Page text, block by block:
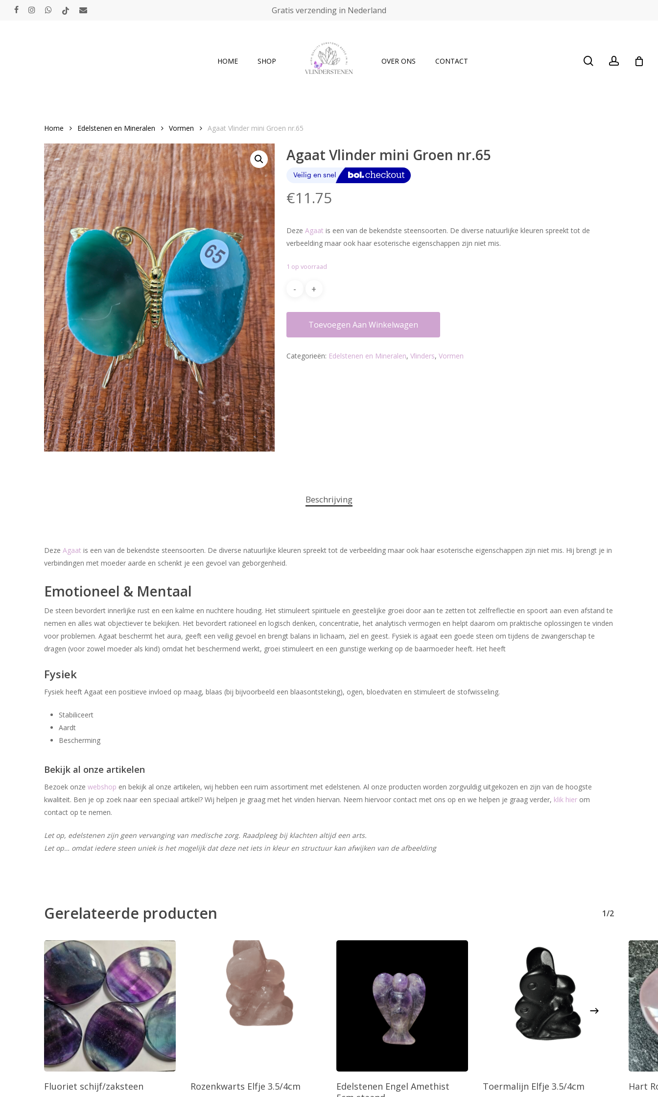
facebookinstagramwhatsapp
tiktok email Gratis verzending in Nederland
Hit enter to search or ESC to close
HOME SHOP OVER ONS CONTACT searchaccount
Home Edelstenen en Mineralen Vormen Agaat Vlinder mini Groen nr.65
Agaat Vlinder mini Groen nr.65
€11.75
Deze Agaat is een van de bekendste steensoorten. De diverse natuurlijke kleuren spreekt tot de
verbeelding maar ook haar esoterische eigenschappen zijn niet mis.
1 op voorraad
Toevoegen Aan Winkelwagen
Categorieën: Edelstenen en Mineralen, Vlinders, Vormen
Beschrijving
Deze Agaat is een van de bekendste steensoorten. De diverse natuurlijke kleuren spreekt tot de verbeelding maar ook haar esoterische eigenschappen zijn niet mis. Hij brengt je in
verbindingen met moeder aarde en schenkt je een gevoel van geborgenheid.
Emotioneel & Mentaal
De steen bevordert innerlijke rust en een kalme en nuchtere houding. Het stimuleert spirituele en geestelijke groei door aan te zetten tot zelfreflectie en spoort aan even afstand te
nemen en alles wat objectiever te bekijken. Het bevordert rationeel en logisch denken, concentratie, het analytisch vermogen en helpt daarom om praktische oplossingen te vinden
voor problemen. Agaat beschermt het aura, geeft een veilig gevoel en brengt balans in lichaam, ziel en geest. Fysiek is agaat een goede steen om tijdens de zwangerschap te
dragen (voor zowel moeder als kind) omdat het beschermend werkt, groei stimuleert en een gunstige werking op de baarmoeder heeft. Het heeft
Fysiek
Fysiek heeft Agaat een positieve invloed op maag, blaas (bij bijvoorbeeld een blaasontsteking), ogen, bloedvaten en stimuleert de stofwisseling.
Stabiliceert
Aardt
Bescherming
Bekijk al onze artikelen
Bezoek onze webshop en bekijk al onze artikelen, wij hebben een ruim assortiment met edelstenen. Al onze producten worden zorgvuldig uitgekozen en zijn van de hoogste
kwaliteit. Ben je op zoek naar een speciaal artikel? Wij helpen je graag met het vinden hiervan. Neem hiervoor contact met ons op en we helpen je graag verder, klik hier om
contact op te nemen.
Let op, edelstenen zijn geen vervanging van medische zorg. Raadpleeg bij klachten altijd een arts.
Let op… omdat iedere steen uniek is het mogelijk dat deze net iets in kleur en structuur kan afwijken van de afbeelding
Gerelateerde producten 1/2
Toevoegen Aan Winkelwagen
Fluoriet schijf/zaksteen
Toevoegen Aan Winkelwagen
Rozenkwarts Elfje 3.5/4cm
Toevoegen Aan Winkelwagen
Edelstenen Engel Amethist
Toevoegen Aan Winkelwagen
Toermalijn Elfje 3.5/4cm
Hart